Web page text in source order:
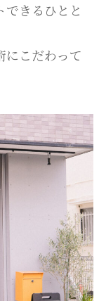
きるひとと
にこだわって